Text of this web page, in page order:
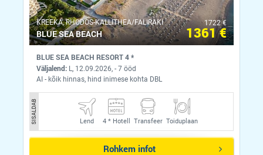
KREEKA, RHODOS-KALLITHEA/FALIRAKI
BLUE SEA BEACH
1722 €
1361 €
BLUE SEA BEACH RESORT 4 *
Väljalend: L, 12.09.2026, - 7 ööd
AI - kõik hinnas, hind inimese kohta DBL
SISALDAB Lend 4 *Hotell Transfeer Toiduplaan
Rohkem infot